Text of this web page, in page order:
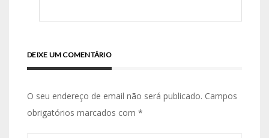
DEIXE UM COMENTÁRIO
O seu endereço de email não será publicado. Campos
obrigatórios marcados com *